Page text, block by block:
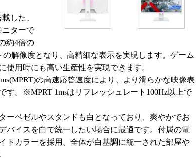
した、
ニターで
約4倍の
の解像度となり、高精細な表示を実現します。ゲーム
使用時にも高い生産性を実現できます。
の高速応答速度により、より滑らかな映像表
す。※MPRT 1msはリフレッシュレート100Hz以上で
ーベゼルやスタンドも白となっており、爽やかでお
バイスを白で統一したい場合に最適です。付属の電
トカラーを採用。全体が白基調に統一された部屋や